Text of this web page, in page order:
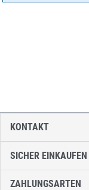
SICHER EINKAUFEN
ZAHLUNGSARTEN
KONTAKT